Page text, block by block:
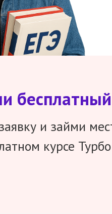
и займи
курсе